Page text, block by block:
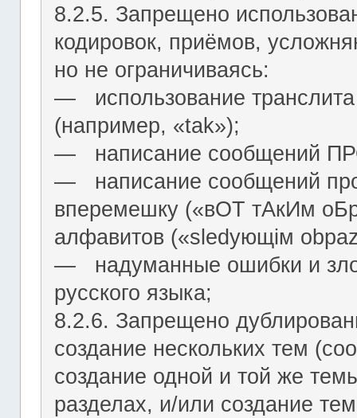
8.2.5. Запрещено
кодировок, приёмов,
но не ограничиваясь:
― использование
(например, «tak»);
― написание сообщений
― написание сообщений
вперемешку («вОТ тАкИм
алфавитов («slеdующiм
― надуманные ошибки и
русского языка;
8.2.6. Запрещено
создание нескольких тем
создание одной и той же
разделах, и/или создание